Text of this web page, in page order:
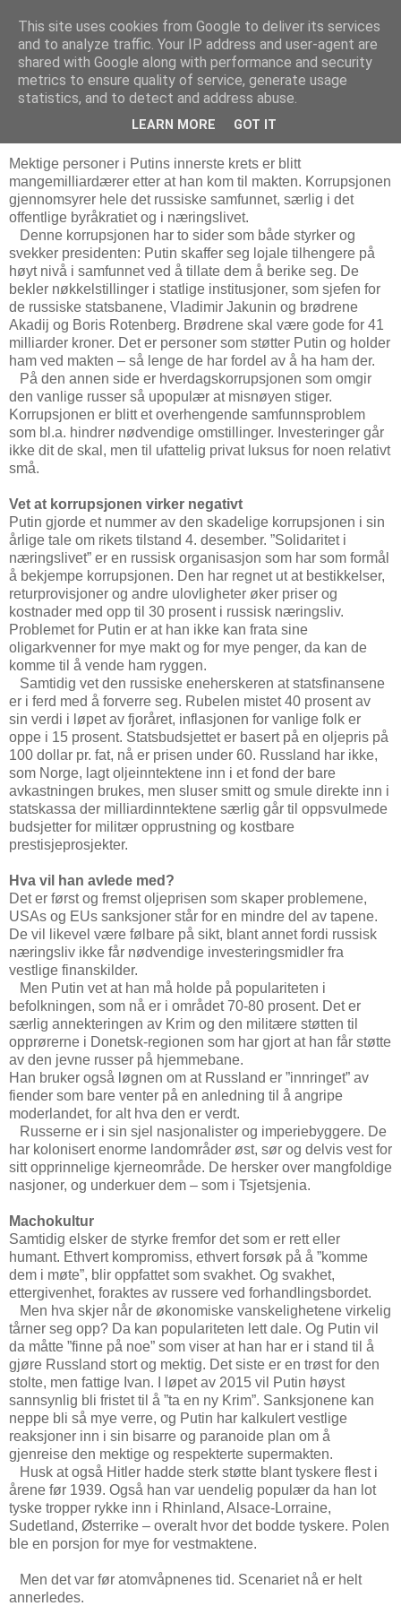
Bjørn Hoelseths blogg
mandag 5. januar 2015
Dystre utsikter med Putins Russland 2
Mektige personer i Putins innerste krets er blitt
mangemilliardærer etter at han kom til makten. Korrupsjonen
gjennomsyrer hele det russiske samfunnet, særlig i det
offentlige byråkratiet og i næringslivet.
Denne korrupsjonen har to sider som både styrker og
svekker presidenten: Putin skaffer seg lojale tilhengere på
høyt nivå i samfunnet ved å tillate dem å berike seg. De
bekler nøkkelstillinger i statlige institusjoner, som sjefen for
de russiske statsbanene, Vladimir Jakunin og brødrene
Akadij og Boris Rotenberg. Brødrene skal være gode for 41
milliarder kroner. Det er personer som støtter Putin og holder
ham ved makten – så lenge de har fordel av å ha ham der.
På den annen side er hverdagskorrupsjonen som omgir
den vanlige russer så upopulær at misnøyen stiger.
Korrupsjonen er blitt et overhengende samfunnsproblem
som bl.a. hindrer nødvendige omstillinger. Investeringer går
ikke dit de skal, men til ufattelig privat luksus for noen relativt
små.
Vet at korrupsjonen virker negativt
Putin gjorde et nummer av den skadelige korrupsjonen i sin
årlige tale om rikets tilstand 4. desember. ”Solidaritet i
næringslivet” er en russisk organisasjon som har som formål
å bekjempe korrupsjonen. Den har regnet ut at bestikkelser,
returprovisjoner og andre ulovligheter øker priser og
kostnader med opp til 30 prosent i russisk næringsliv.
Problemet for Putin er at han ikke kan frata sine
oligarkvenner for mye makt og for mye penger, da kan de
komme til å vende ham ryggen.
Samtidig vet den russiske eneherskeren at statsfinansene
er i ferd med å forverre seg. Rubelen mistet 40 prosent av
sin verdi i løpet av fjoråret, inflasjonen for vanlige folk er
oppe i 15 prosent. Statsbudsjettet er basert på en oljepris på
100 dollar pr. fat, nå er prisen under 60. Russland har ikke,
som Norge, lagt oljeinntektene inn i et fond der bare
avkastningen brukes, men sluser smitt og smule direkte inn i
statskassa der milliardinntektene særlig går til oppsvulmede
budsjetter for militær opprustning og kostbare
prestisjeprosjekter.
Hva vil han avlede med?
Det er først og fremst oljeprisen som skaper problemene,
USAs og EUs sanksjoner står for en mindre del av tapene.
De vil likevel være følbare på sikt, blant annet fordi russisk
næringsliv ikke får nødvendige investeringsmidler fra
vestlige finanskilder.
Men Putin vet at han må holde på populariteten i
befolkningen, som nå er i området 70-80 prosent. Det er
særlig annekteringen av Krim og den militære støtten til
opprørerne i Donetsk-regionen som har gjort at han får støtte
av den jevne russer på hjemmebane.
Han bruker også løgnen om at Russland er ”innringet” av
fiender som bare venter på en anledning til å angripe
moderlandet, for alt hva den er verdt.
Russerne er i sin sjel nasjonalister og imperiebyggere. De
har kolonisert enorme landområder øst, sør og delvis vest for
sitt opprinnelige kjerneområde. De hersker over mangfoldige
nasjoner, og underkuer dem – som i Tsjetsjenia.
Machokultur
Samtidig elsker de styrke fremfor det som er rett eller
humant. Ethvert kompromiss, ethvert forsøk på å ”komme
dem i møte”, blir oppfattet som svakhet. Og svakhet,
ettergivenhet, foraktes av russere ved forhandlingsbordet.
Men hva skjer når de økonomiske vanskelighetene virkelig
tårner seg opp? Da kan populariteten lett dale. Og Putin vil
da måtte ”finne på noe” som viser at han har er i stand til å
gjøre Russland stort og mektig. Det siste er en trøst for den
stolte, men fattige Ivan. I løpet av 2015 vil Putin høyst
sannsynlig bli fristet til å ”ta en ny Krim”. Sanksjonene kan
neppe bli så mye verre, og Putin har kalkulert vestlige
reaksjoner inn i sin bisarre og paranoide plan om å
gjenreise den mektige og respekterte supermakten.
Husk at også Hitler hadde sterk støtte blant tyskere flest i
årene før 1939. Også han var uendelig populær da han lot
tyske tropper rykke inn i Rhinland, Alsace-Lorraine,
Sudetland, Østerrike – overalt hvor det bodde tyskere. Polen
ble en porsjon for mye for vestmaktene.
Men det var før atomvåpnenes tid. Scenariet nå er helt
annerledes.
This site uses cookies from Google to deliver its services
and to analyze traffic. Your IP address and user-agent are
shared with Google along with performance and security
metrics to ensure quality of service, generate usage
statistics, and to detect and address abuse.
LEARN MORE GOT IT